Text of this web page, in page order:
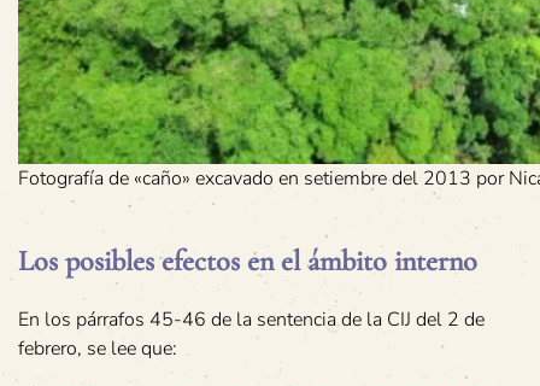
Fotografía de «caño» excavado en setiembre del 2013 por
Los posibles efectos en el ámbito interno
En los párrafos 45-46 de la sentencia de la CIJ del 2 de
febrero, se lee que: